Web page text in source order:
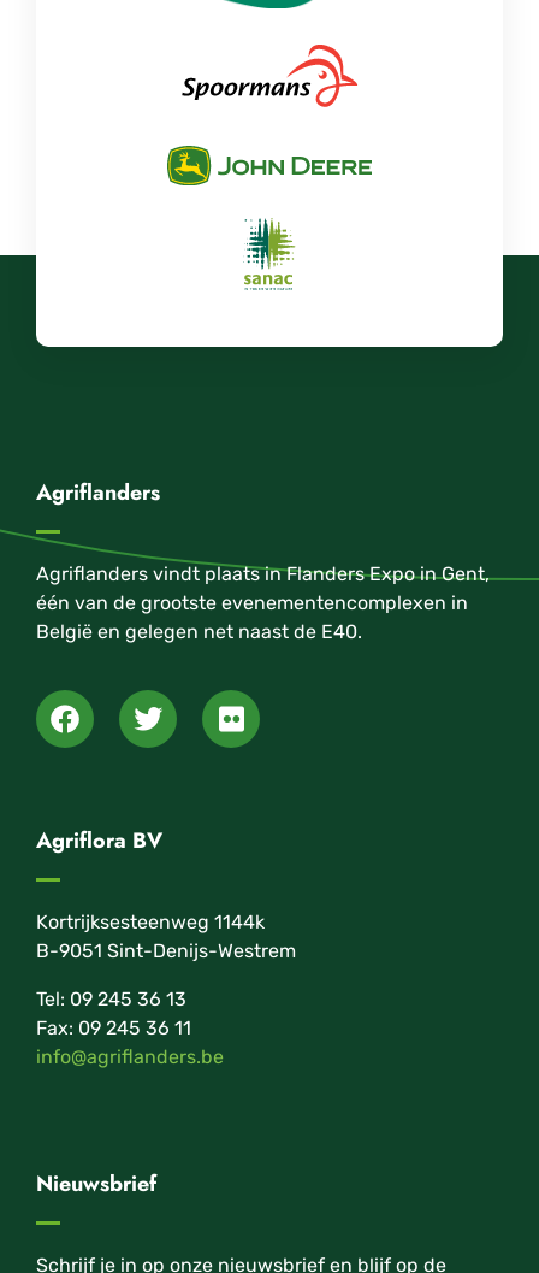
Agriflanders
Agriflanders vindt plaats in Flanders Expo in Gent,
één van de grootste evenementencomplexen in
België en gelegen net naast de E40.
Agriflora BV
Kortrijksesteenweg 1144k
B-9051 Sint-Denijs-Westrem
Tel: 09 245 36 13
Fax: 09 245 36 11
info@agriflanders.be
Nieuwsbrief
Schrijf je in op onze nieuwsbrief en blijf op de